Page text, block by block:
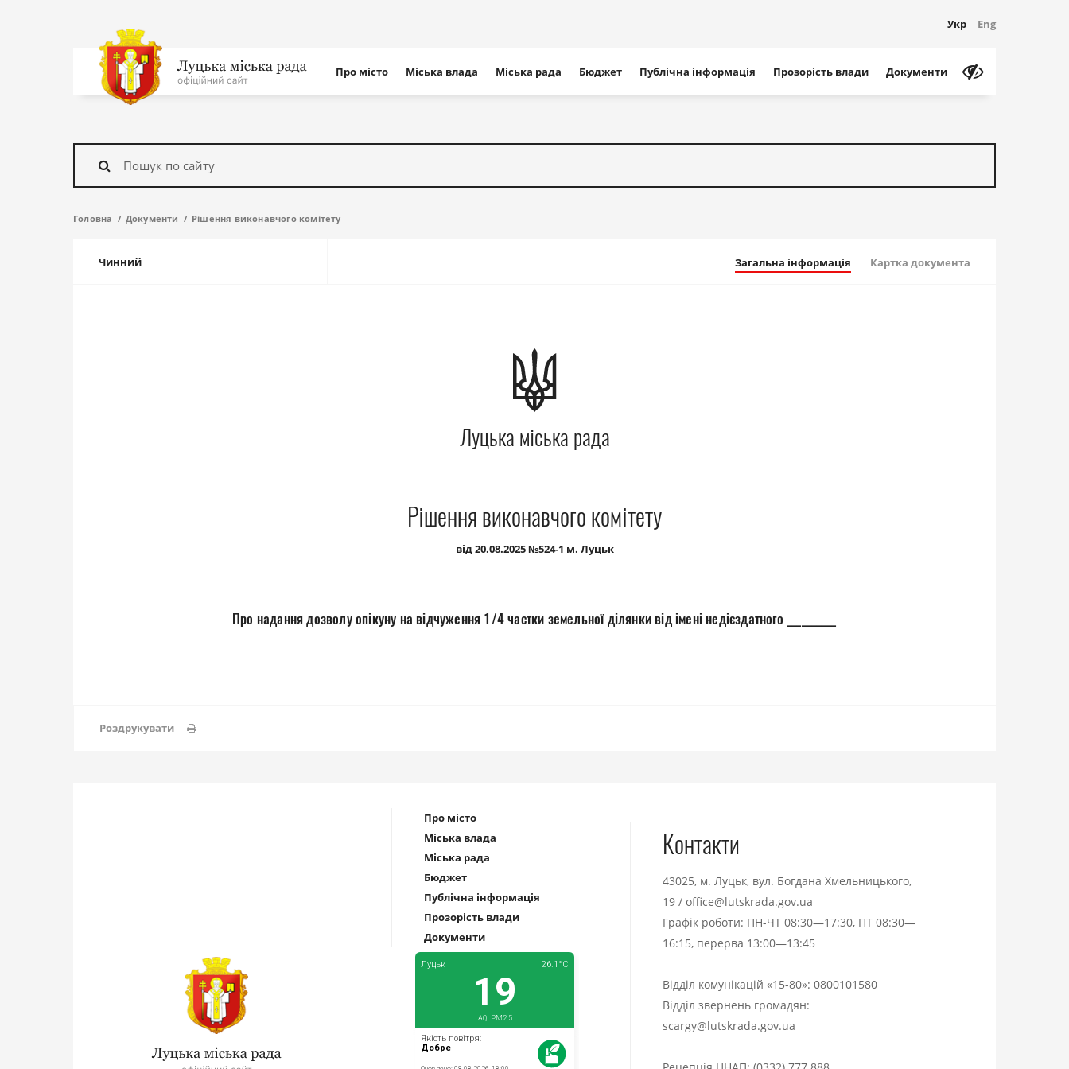
Укр Eng
На
головну
сайту
Про місто Міська влада Міська рада Бюджет Публічна інформація Прозорість влади Документи
Знайти
Головна Документи Рішення виконавчого комітету
Чинний Загальна інформація Картка документа
Луцька міська рада
Рішення виконавчого комітету
від 20.08.2025 №524-1 м. Луцьк
Про надання дозволу опікуну на відчуження 1/4 частки земельної ділянки від імені недієздатного __________
Роздрукувати
Про місто
Міська влада
Міська рада
Бюджет
Публічна інформація
Прозорість влади
Документи
Контакти
43025, м. Луцьк, вул. Богдана Хмельницького,
19 / office@lutskrada.gov.ua
Графік роботи: ПН-ЧТ 08:30—17:30, ПТ 08:30—
16:15, перерва 13:00—13:45
Відділ комунікацій «15-80»: 0800101580
Відділ звернень громадян:
scargy@lutskrada.gov.ua